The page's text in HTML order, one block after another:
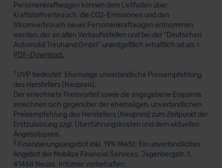
Personenkraftwagen können dem Leitfaden über
Kraftstoffverbrauch, die CO2-Emissionen und den
Stromverbrauch neuer Personenkraftwagen entnommen
werden, der an allen Verkaufsstellen und bei der "Deutschen
Automobil Treuhand GmbH" unentgeltlich erhältlich ist als >
PDF-Download.
1UVP bedeutet: Ehemalige unverbindliche Preisempfehlung
des Herstellers (Neupreis).
Der errechnete Preisvorteil sowie die angegebene Ersparnis
errechnen sich gegenüber der ehemaligen, unverbindlichen
Preisempfehlung des Herstellers (Neupreis) zum Zeitpunkt der
Erstzulassung zzgl. Überführungskosten und dem aktuellen
Angebotspreis.
2 Finanzierungsangebot inkl. 19% MwSt. Ein unverbindliches
Angebot der Mobilize Financial Services, Jagenbergstr. 1,
41468 Neuss. Irrtümer vorbehalten.